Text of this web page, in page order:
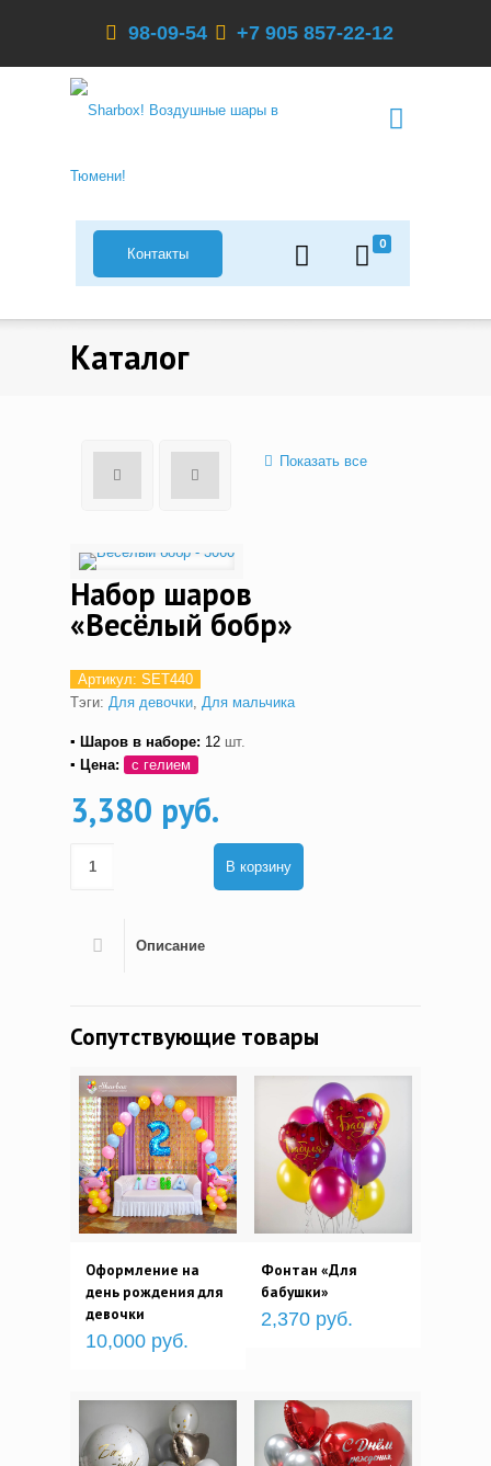
98-09-54 +7 905 857-22-12
0
Контакты
Каталог
Показать все
Набор шаров
«Весёлый бобр»
Артикул: SET440
Тэги: Для девочки, Для мальчика
▪ Шаров в наборе: 12 шт.
▪ Цена:
с гелием
3,380 руб.
В корзину
Описание
Сопутствующие товары
Оформление на
день рождения для
девочки
10,000 руб.
Фонтан «Для
бабушки»
2,370 руб.